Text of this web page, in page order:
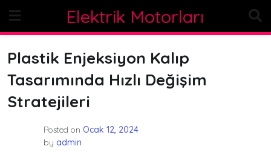
content
Elektrik Motorları
Plastik Enjeksiyon Kalıp
Tasarımında Hızlı Değişim
Stratejileri
Posted on Ocak 12, 2024
by admin